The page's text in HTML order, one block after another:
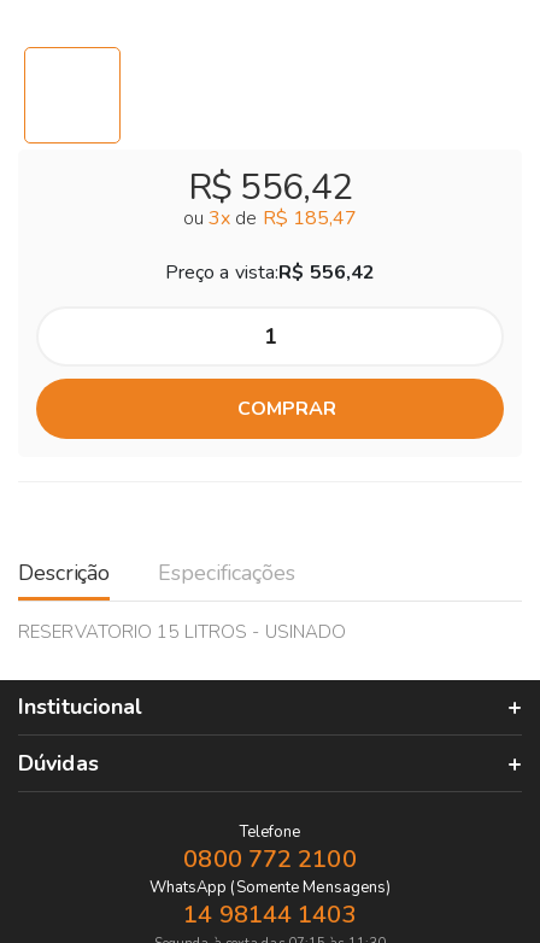
R$ 556,42
ou 3x de R$ 185,47
Preço a vista:R$ 556,42
COMPRAR
Descrição Especificações
RESERVATORIO 15 LITROS - USINADO
Institucional
Dúvidas
Telefone
0800 772 2100
WhatsApp (Somente Mensagens)
14 98144 1403